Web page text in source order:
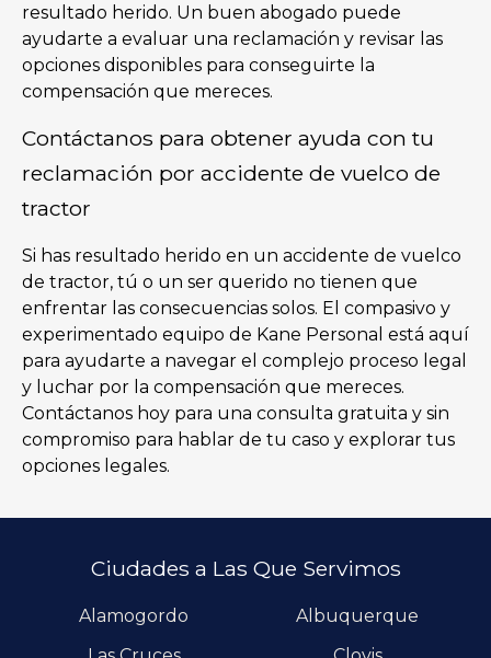
resultado herido. Un buen abogado puede
ayudarte a evaluar una reclamación y revisar las
opciones disponibles para conseguirte la
compensación que mereces.
Contáctanos para obtener ayuda con tu
reclamación por accidente de vuelco de
tractor
Si has resultado herido en un accidente de vuelco
de tractor, tú o un ser querido no tienen que
enfrentar las consecuencias solos. El compasivo y
experimentado equipo de Kane Personal está aquí
para ayudarte a navegar el complejo proceso legal
y luchar por la compensación que mereces.
Contáctanos hoy para una consulta gratuita y sin
compromiso para hablar de tu caso y explorar tus
opciones legales.
Ciudades a Las Que Servimos
Alamogordo
Albuquerque